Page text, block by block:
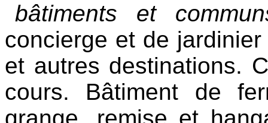
bâtiments et
concierge et de
et autres destinations.
cours. Bâtiment de